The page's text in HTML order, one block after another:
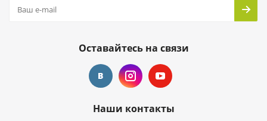
Оставайтесь на связи
Наши контакты